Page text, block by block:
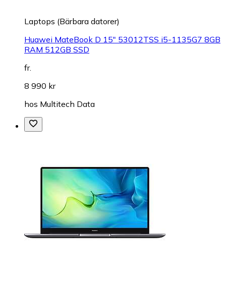
Laptops (Bärbara datorer)
Huawei MateBook D 15" 53012TSS i5-1135G7 8GB
RAM 512GB SSD
fr.
8 990 kr
hos Multitech Data